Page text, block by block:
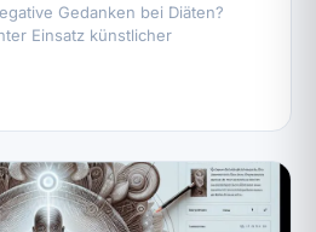
Gedanken bei Diäten?
Einsatz künstlicher